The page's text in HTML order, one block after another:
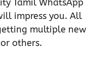
Tamil WhatsApp
impress you. All
multiple new
others.